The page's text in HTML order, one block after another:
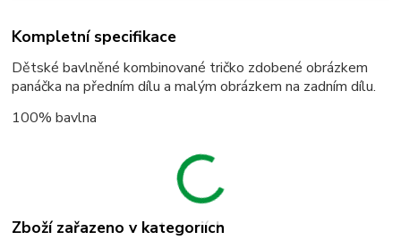
Kompletní specifikace
Dětské bavlněné kombinované tričko zdobené obrázkem
panáčka na předním dílu a malým obrázkem na zadním dílu.
100% bavlna
Zboží zařazeno v kategoriích